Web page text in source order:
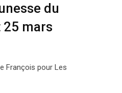
du
25 mars
François pour Les